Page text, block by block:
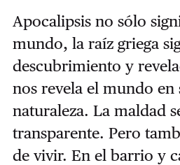
Apocalipsis no sólo
mundo, la raíz griega
descubrimiento y
nos revela el mundo en
naturaleza. La maldad
transparente. Pero
de vivir. En el barrio y